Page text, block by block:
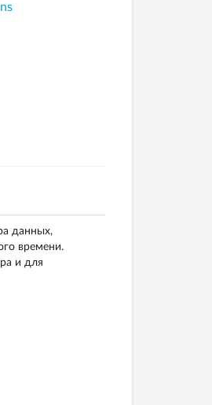
данных,
времени.
и для